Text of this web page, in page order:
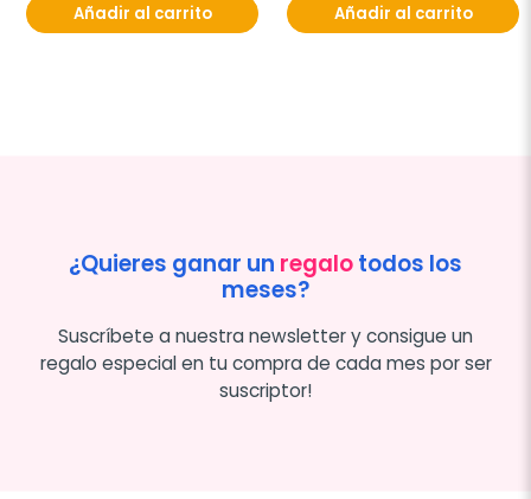
Añadir al carrito Añadir al carrito
¿Quieres ganar un regalotodos los
meses?
Suscríbete a nuestra newsletter y consigue un
regalo especial en tu compra de cada mes por ser
suscriptor!